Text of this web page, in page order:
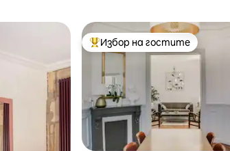
Най-популярен избор на
Избор на гостите